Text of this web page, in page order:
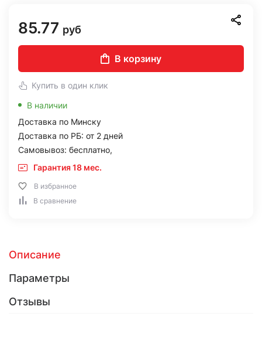
85.77 руб
В корзину
Купить в один клик
В наличии
Доставка по Минску
Доставка по РБ: от 2 дней
Самовывоз: бесплатно,
Гарантия 18 мес.
В избранное
В сравнение
Описание
Параметры
Отзывы